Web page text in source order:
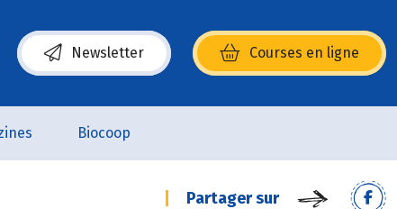
Newsletter Courses en ligne
(s’ouvre dans une nouvelle fenêtre)
Biocoop
Partager sur